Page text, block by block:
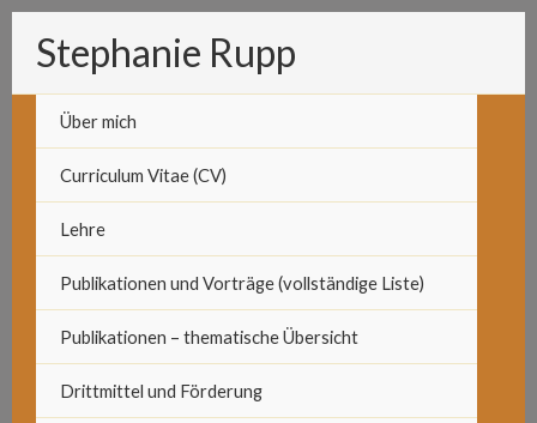
Zum
Inhalt
springenStephanie Rupp
Über mich
Curriculum Vitae (CV)
Lehre
Publikationen und Vorträge (vollständige Liste)
Publikationen – thematische Übersicht
Drittmittel und Förderung